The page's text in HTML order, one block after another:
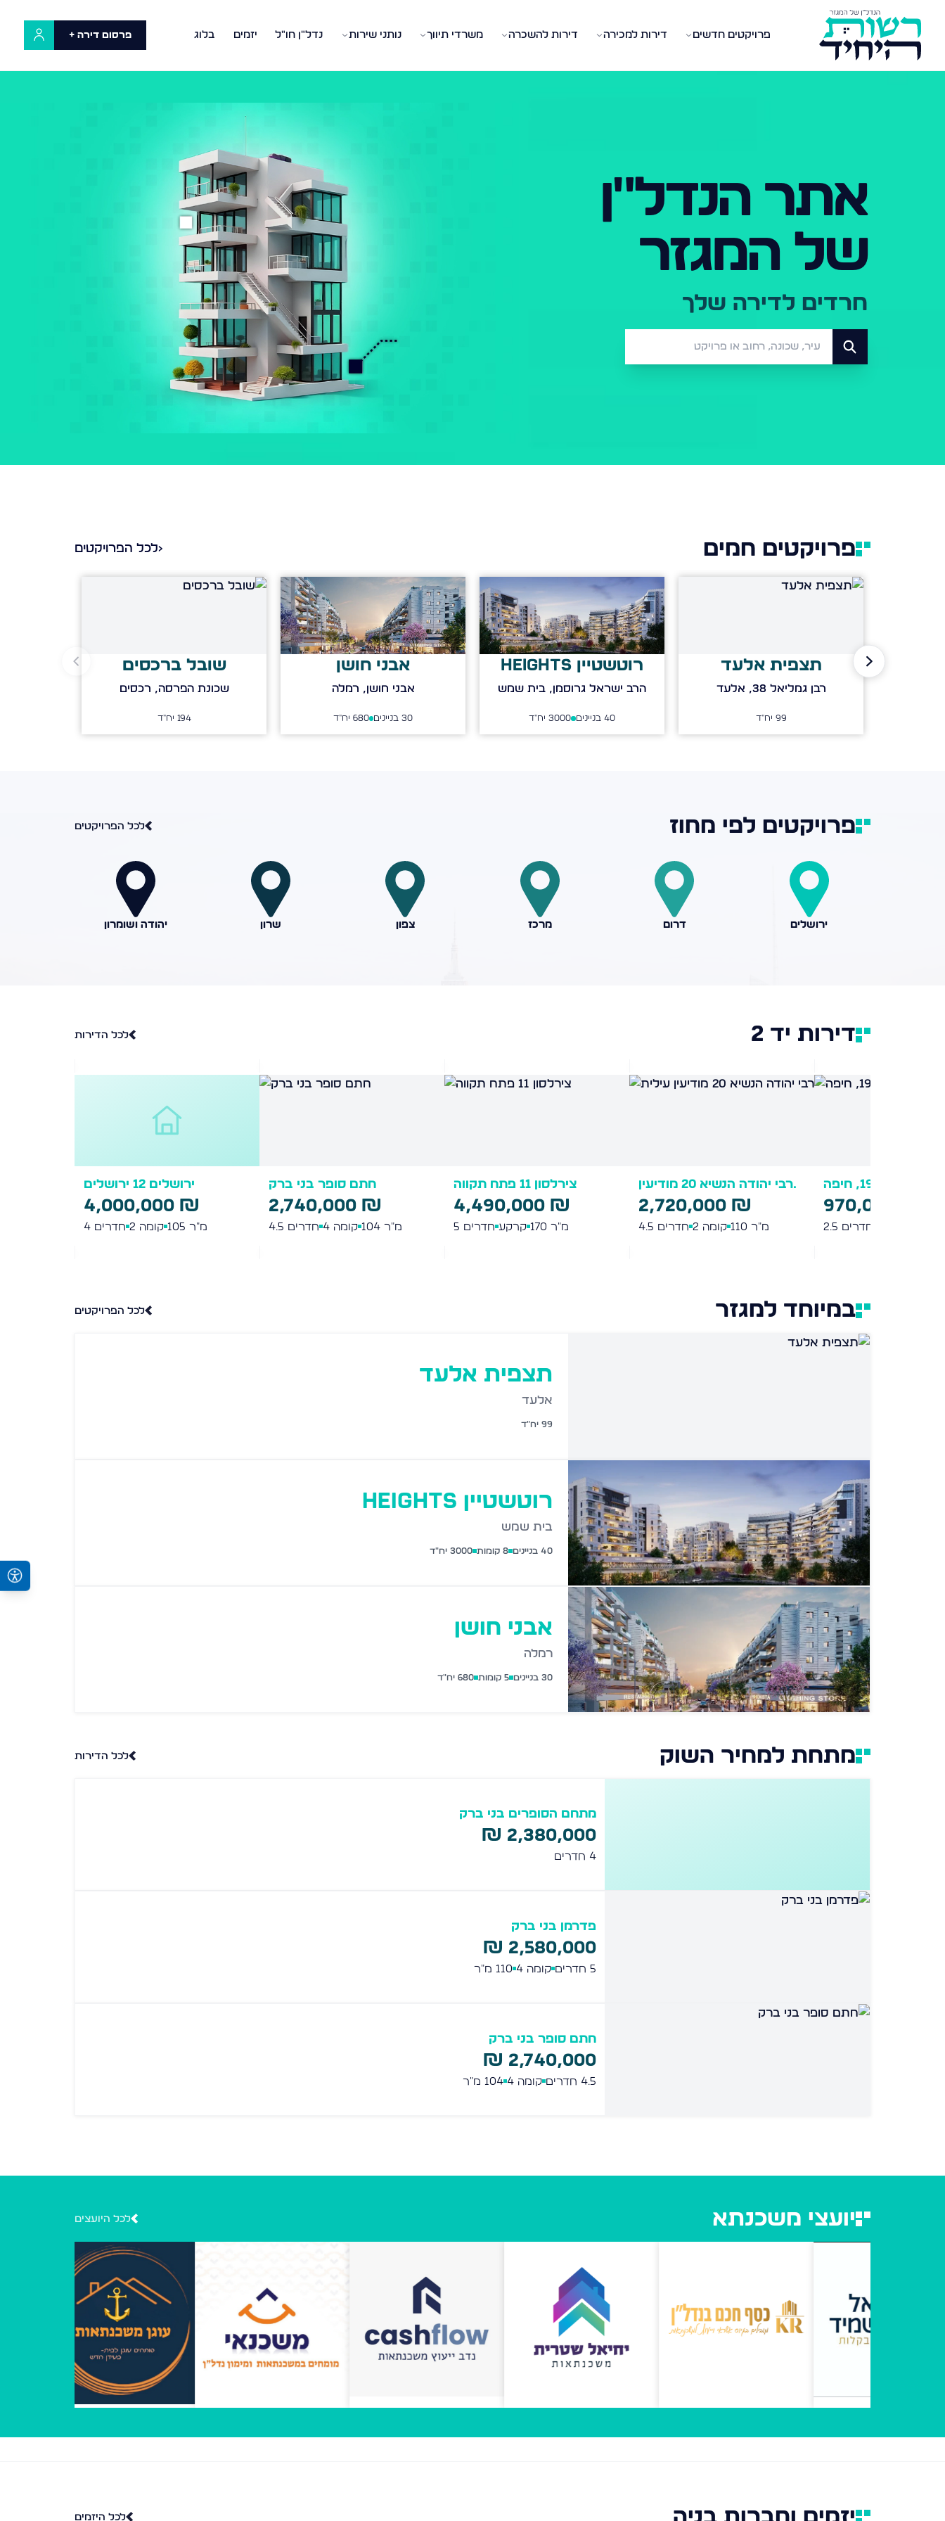
פרויקטים חדשים דירות למכירה דירות להשכרה משרדי תיווך נותני שירות נדל"ן חו"ל יזמים בלוג פרסום דירה +
אתר הנדל"ן
של המגזר
חרדים לדירה שלך
פרויקטים חמים ‹לכל הפרויקטים
תצפית אלעד
רבן גמליאל 38, אלעד
99 יח"ד
רוטשטיין HEIGHTS
הרב ישראל גרוסמן, בית שמש
40 בניינים 3000יח"ד
אבני חושן
אבני חושן, רמלה
30בניינים 680 יח"ד
שובל ברכסים
שכונת הפרסה, רכסים
194 יח"ד
פרויקטים לפי מחוז לכל הפרויקטים
ירושלים דרום מרכז צפון שרון יהודה ושומרון
דירות יד 2 לכל הדירות
חתם סופר בני ברק
2,740,000 ₪
4.5 חדרים קומה 4 104 מ"ר
צירלסון 11 פתח תקווה
4,490,000 ₪
חדרים קרקע 170 מ"ר
רבי יהודה הנשיא 20 מודיעין
עילית
2,720,000 ₪
4.5 חדרים קומה 2 110 מ"ר
גאולה 19, חיפה
970,000 ₪
חדרים קומה 1 65 מ"ר
5,700,000 ₪
חדרים קומה 2
במיוחד למגזר לכל הפרויקטים
תצפית אלעד
אלעד
99יח"ד
רוטשטיין HEIGHTS
בית שמש
40בניינים 8 קומות 3000 יח"ד
אבני חושן
רמלה
30בניינים 5 קומות 680 יח"ד
מתחת למחיר השוק לכל הדירות
מתחם הסופרים בני ברק
2,380,000 ₪
4 חדרים
פדרמן בני ברק
2,580,000 ₪
5 חדרים קומה 4 110 מ"ר
חתם סופר בני ברק
2,740,000 ₪
4.5 חדרים קומה 4 104 מ"ר
יועצי משכנתא לכל היועצים
לכל היזמים